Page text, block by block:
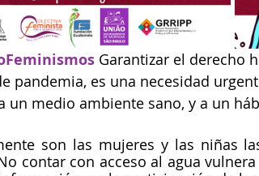
Garantizar el derecho
pandemia, es una necesidad
un medio ambiente sano, y a un
son las mujeres y las niñas
contar con acceso al agua